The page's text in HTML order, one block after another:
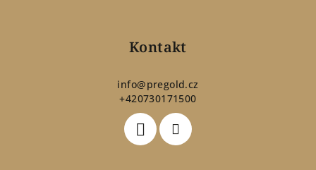
Kontakt
info@pregold.cz
+420730171500